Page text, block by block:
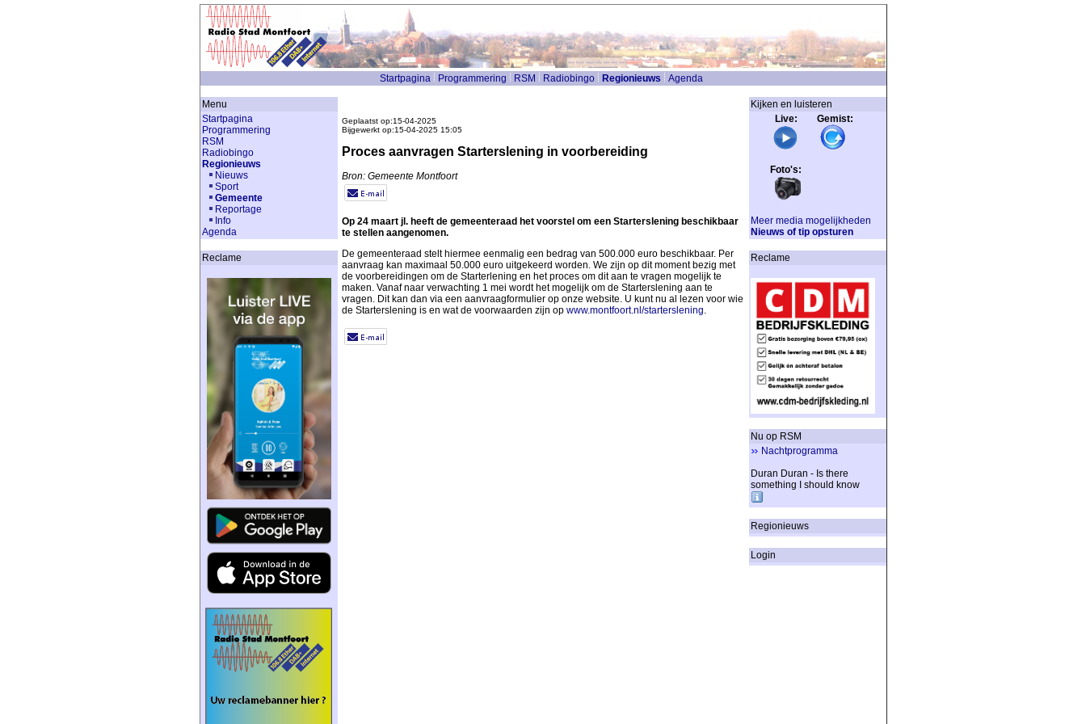
Startpagina Programmering RSM Radiobingo Regionieuws Agenda
Menu
Startpagina
Programmering
RSM
Radiobingo
Regionieuws
Nieuws
Sport
Gemeente
Reportage
Info
Agenda
Reclame
Geplaatst op:15-04-2025
Bijgewerkt op:15-04-2025 15:05
Proces aanvragen Starterslening in voorbereiding
Bron: Gemeente Montfoort
Op 24 maart jl. heeft de gemeenteraad het voorstel om een Starterslening beschikbaar
te stellen aangenomen.
De gemeenteraad stelt hiermee eenmalig een bedrag van 500.000 euro beschikbaar. Per
aanvraag kan maximaal 50.000 euro uitgekeerd worden. We zijn op dit moment bezig met
de voorbereidingen om de Starterlening en het proces om dit aan te vragen mogelijk te
maken. Vanaf naar verwachting 1 mei wordt het mogelijk om de Starterslening aan te
vragen. Dit kan dan via een aanvraagformulier op onze website. U kunt nu al lezen voor wie
de Starterslening is en wat de voorwaarden zijn op www.montfoort.nl/starterslening
Kijken en luisteren
Live: Gemist:
Foto's:
Meer media mogelijkheden
Nieuws of tip opsturen
Reclame
Nu op RSM
Nachtprogramma
Duran Duran - Is there
something I should know
Regionieuws
Login